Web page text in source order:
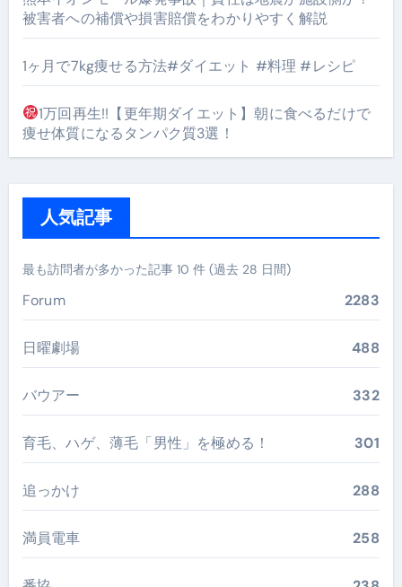
被害者への補償や損害賠償をわかりやすく解説
1ヶ月で7kg痩せる方法#ダイエット #料理 #レシピ
1万回再生!!【更年期ダイエット】朝に食べるだけで
痩せ体質になるタンパク質3選！
人気記事
最も訪問者が多かった記事 10 件 (過去 28 日間)
Forum 2283
日曜劇場 488
バウアー 332
育毛、ハゲ、薄毛「男性」を極める！ 301
追っかけ 288
満員電車 258